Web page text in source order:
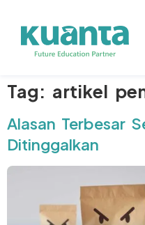
Tag: artikel
Alasan Terbesar
Ditinggalkan